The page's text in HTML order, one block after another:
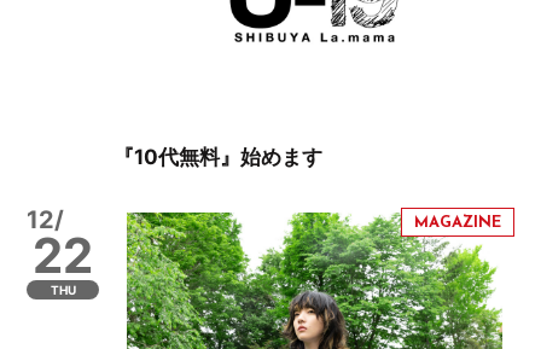
『10代無料』始めます
12/
22
THU